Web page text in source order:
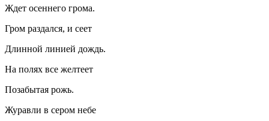
Ждет осеннего грома.
Гром раздался, и сеет
Длинной линией дождь.
На полях все желтеет
Позабытая рожь.
Журавли в сером небе